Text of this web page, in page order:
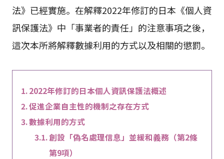
法》已經實施。在解釋2022年修訂的日本《個人資
訊保護法》中「事業者的責任」的注意事項之後，
這次本所將解釋數據利用的方式以及相關的懲罰。
2022年修訂的日本個人資訊保護法概述
促進企業自主性的機制之存在方式
數據利用的方式
創設「偽名處理信息」並緩和義務（第2條
第9項）